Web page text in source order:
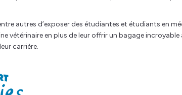
autres d’exposer des étudiantes et étudiants en
vétérinaire en plus de leur offrir un bagage
carrière.